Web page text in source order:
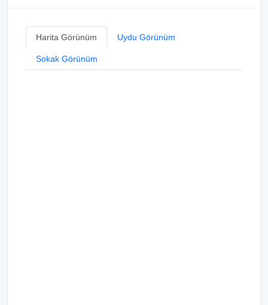
Harita Görünüm Uydu Görünüm
Sokak Görünüm